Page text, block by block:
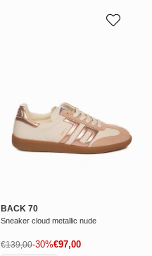
BACK 70
Sneaker cloud metallic nude
Prezzo di vendita
€97,00
Prezzo normale
€139,00-30%